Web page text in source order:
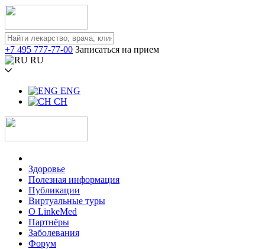
+7 495 777-77-00 Записаться на прием
RU
ENG
CH
Здоровье
Полезная информация
Публикации
Виртуальные туры
О LinkeMed
Партнёры
Заболевания
Форум